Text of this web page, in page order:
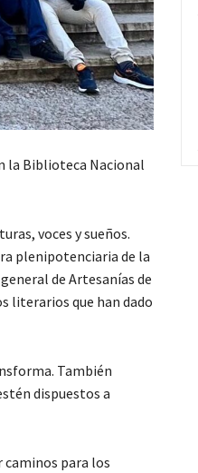
la Biblioteca Nacional
voces y sueños.
plenipotenciaria de la
de Artesanías de
literarios que han dado
También
dispuestos a
para los